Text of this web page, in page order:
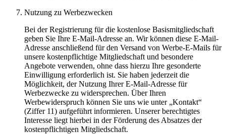
Nutzung zu Werbezwecken
Bei der Registrierung für die kostenlose Basismitgliedschaft
geben Sie Ihre E-Mail-Adresse an. Wir können diese E-Mail-
Adresse anschließend für den Versand von Werbe-E-Mails für
unsere kostenpflichtige Mitgliedschaft und besondere
Angebote verwenden, ohne dass hierzu Ihre gesonderte
Einwilligung erforderlich ist. Sie haben jederzeit die
Möglichkeit, der Nutzung Ihrer E-Mail-Adresse für
Werbezwecke zu widersprechen. Über Ihren
Werbewiderspruch können Sie uns wie unter „Kontakt“
(Ziffer 11) aufgeführt informieren. Unserer berechtigtes
Interesse liegt hierbei in der Förderung des Absatzes der
kostenpflichtigen Mitgliedschaft.